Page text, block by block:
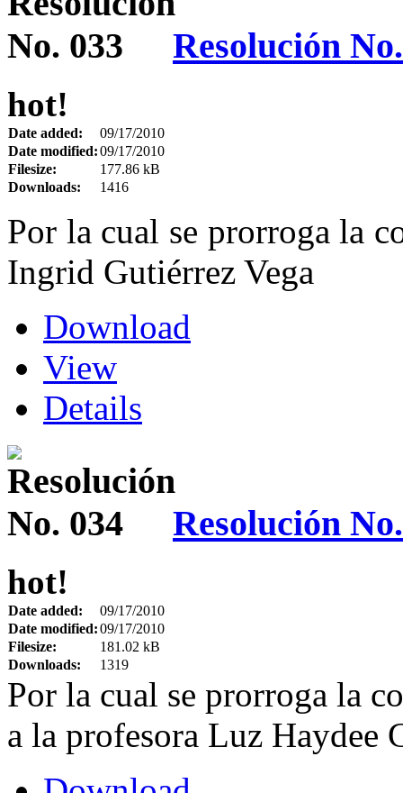
Resolución
hot!
Date added:
09/17/2010
Date modified:09/17/2010
Filesize:
177.86 kB
Downloads:
1416
Por la cual se prorroga la
Ingrid Gutiérrez Vega
Download
View
Details
Resolución
hot!
Date added:
09/17/2010
Date modified:09/17/2010
Filesize:
181.02 kB
Downloads:
1319
Por la cual se prorroga la
a la profesora Luz Haydee